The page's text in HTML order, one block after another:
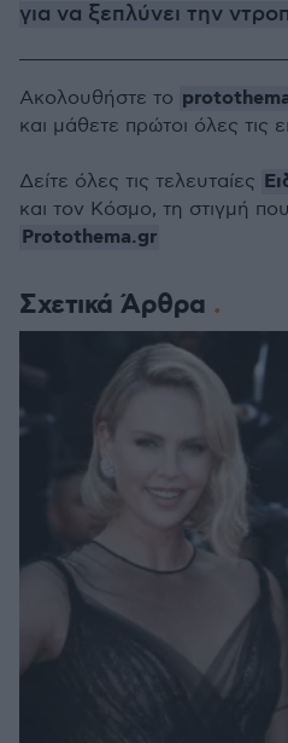
για να ξεπλύνει την
Σχετικά Άρθρα
Ακολουθήστε το
και μάθετε πρώτοι όλες τις
Δείτε όλες τις τελευταίες
και τον Κόσμο, τη στιγμή
Protothema.gr